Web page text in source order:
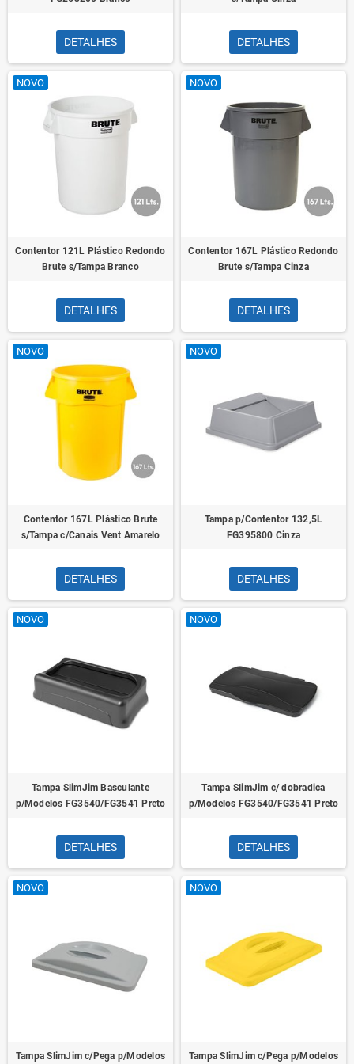
DETALHES DETALHES
NOVO
Contentor 121L Plástico Redondo
Brute s/Tampa Branco
DETALHES
NOVO
Contentor 167L Plástico Redondo
Brute s/Tampa Cinza
DETALHES
NOVO
Contentor 167L Plástico Brute
s/Tampa c/Canais Vent Amarelo
DETALHES
NOVO
Tampa p/Contentor 132,5L
FG395800 Cinza
DETALHES
NOVO
Tampa SlimJim Basculante
p/Modelos FG3540/FG3541 Preto
DETALHES
NOVO
Tampa SlimJim c/ dobradica
p/Modelos FG3540/FG3541 Preto
DETALHES
NOVO
Tampa SlimJim c/Pega p/Modelos
NOVO
Tampa SlimJim c/Pega p/Modelos